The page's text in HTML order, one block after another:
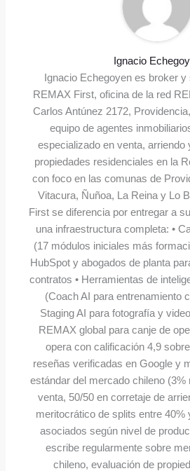
Ignacio
Ignacio Echegoyen es broker y
REMAX First, oficina de la red
Carlos Antúnez 2172,
equipo de agentes
especializado en venta, arriendo
propiedades residenciales en la
con foco en las comunas de
Vitacura, Ñuñoa, La Reina y Lo
First se diferencia por entregar a
una infraestructura completa: •
(17 módulos iniciales más
HubSpot y abogados de planta
contratos • Herramientas de
(Coach AI para entrenamiento
Staging AI para fotografía y
REMAX global para canje de
opera con calificación 4,9
reseñas verificadas en Google y
estándar del mercado chileno (3%
venta, 50/50 en corretaje de
meritocrático de splits entre 40%
asociados según nivel de
escribe regularmente sobre
chileno, evaluación de